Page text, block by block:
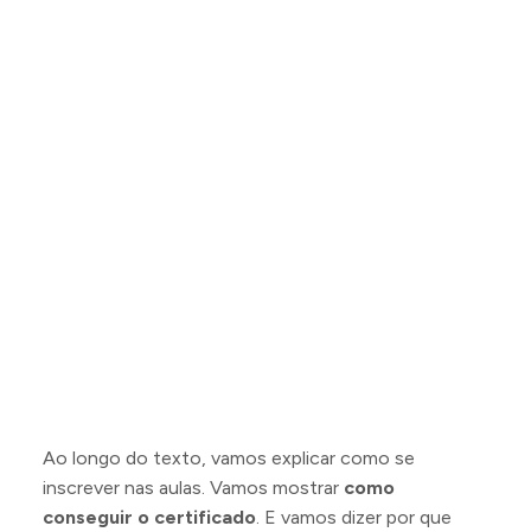
Ao longo do texto, vamos explicar como se
inscrever nas aulas. Vamos mostrar como
conseguir o certificado. E vamos dizer por que